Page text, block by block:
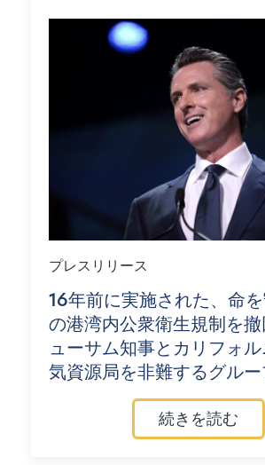
プレスリリース
16年前に実施された、命
の港湾内公衆衛生規制を撤
ューサム知事とカリフォ
気資源局を非難するグルー
続きを読む